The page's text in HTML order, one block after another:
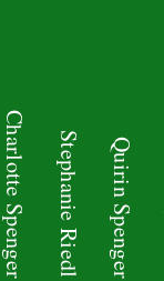
Charlotte Spenger Stephanie Riedl Quirin Spenger